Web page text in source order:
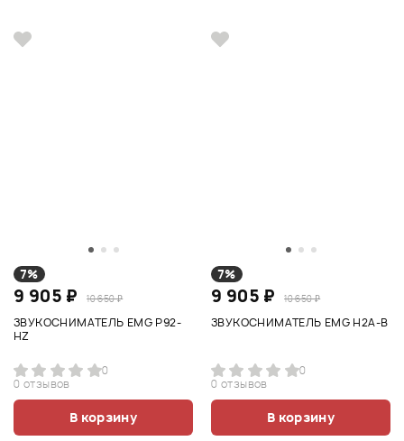
7%
9 905 ₽ 10 650 ₽
ЗВУКОСНИМАТЕЛЬ EMG P92-
HZ
0
0 отзывов
В корзину
7%
9 905 ₽ 10 650 ₽
ЗВУКОСНИМАТЕЛЬ EMG H2A-B
0
0 отзывов
В корзину